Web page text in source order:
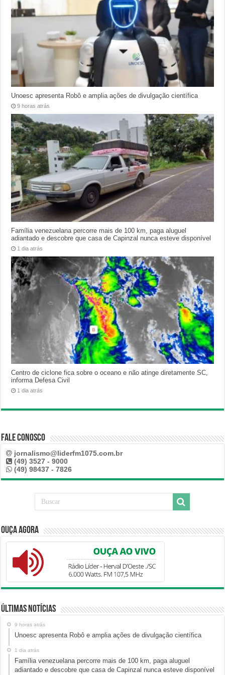
Unoesc apresenta Robô e amplia ações de divulgação científica
9 horas atrás
Família venezuelana percorre mais de 100 km, paga aluguel
adiantado e descobre que casa de Capinzal nunca esteve disponível
1 dia atrás
Centro de ciclone fica sobre o oceano e não atinge diretamente SC,
informa Defesa Civil
1 dia atrás
Fale Conosco
jornalismo@liderfm1075.com.br
(49) 3527 - 9000
(49) 98437 - 7826
Ouça Agora
Últimas Notícias
9 horas atrás
Unoesc apresenta Robô e amplia ações de divulgação científica
1 dia atrás
Família venezuelana percorre mais de 100 km, paga aluguel
adiantado e descobre que casa de Capinzal nunca esteve disponível